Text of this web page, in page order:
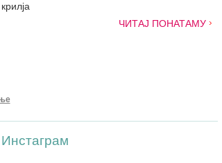
ЧИТАЈ ПОНАТАМУ
Инстаграм